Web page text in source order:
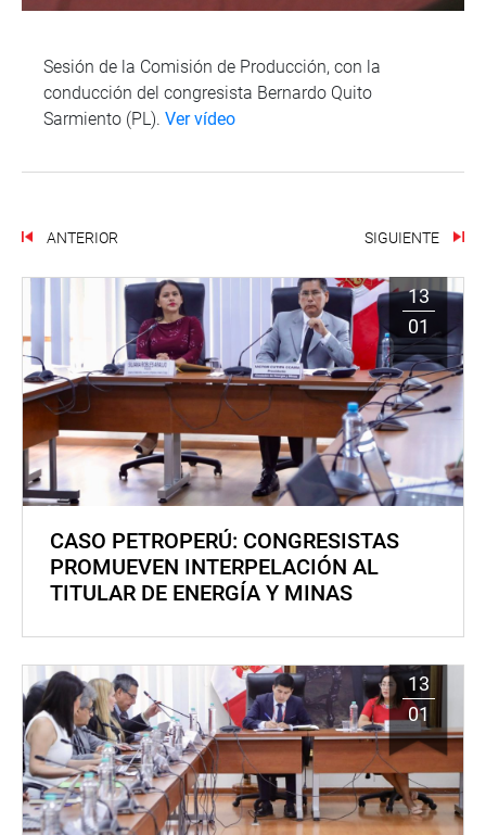
Sesión de la Comisión de Producción, con la
conducción del congresista Bernardo Quito
Sarmiento (PL). Ver vídeo
ANTERIOR SIGUIENTE
13
01
CASO PETROPERÚ: CONGRESISTAS
PROMUEVEN INTERPELACIÓN AL
TITULAR DE ENERGÍA Y MINAS
13
01